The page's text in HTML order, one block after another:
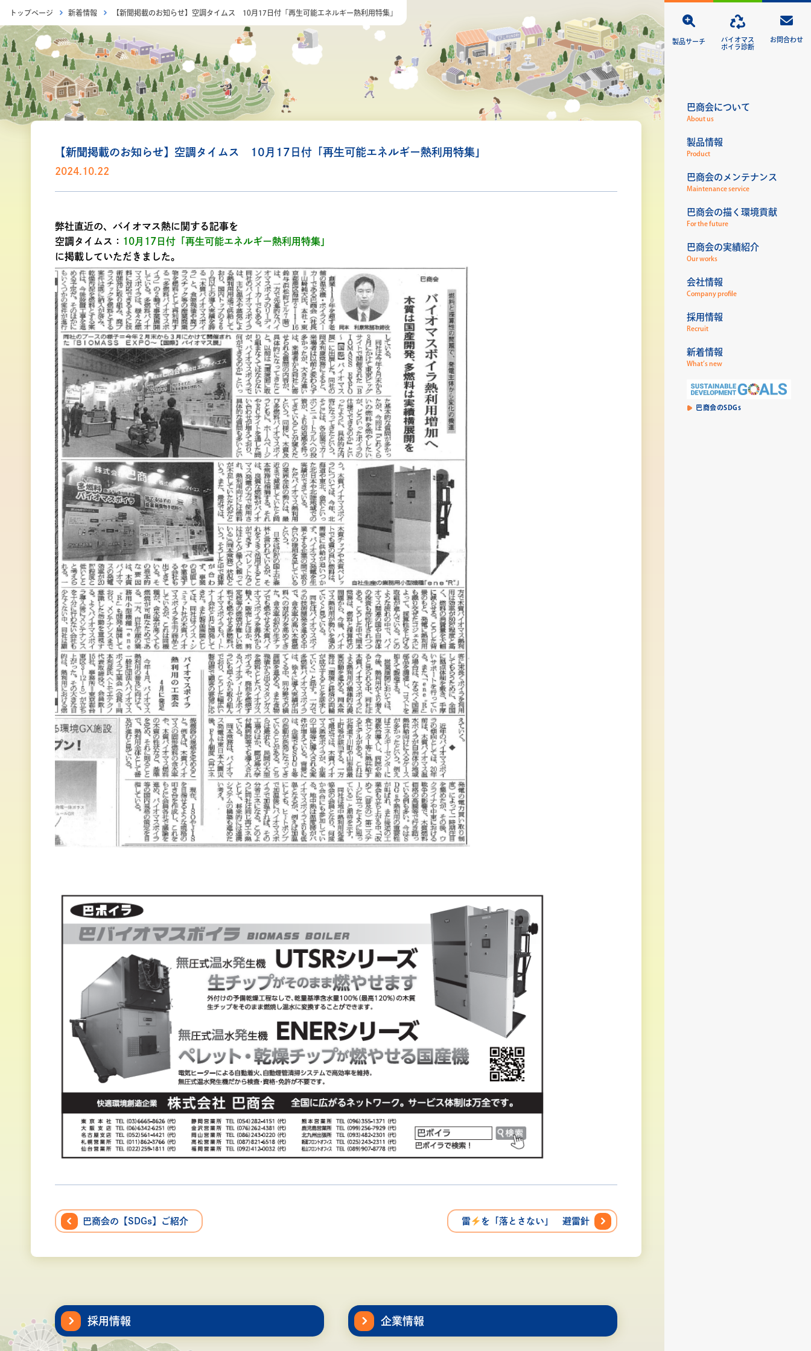
製品サーチ
バイオマス
ボイラ診断
お問合わせ
巴商会について
About us
製品情報
Product
巴商会のメンテナンス
Maintenance service
巴商会の描く環境貢献
For the future
巴商会の実績紹介
Our works
会社情報
Company profile
採用情報
Recruit
新着情報
What’s new
巴商会のSDGs
トップページ 新着情報 【新聞掲載のお知らせ】空調タイムス 10月17日付「再生可能エネルギー熱利用特集」
【新聞掲載のお知らせ】空調タイムス 10月17日付「再生可能エネルギー熱利用特集」
2024.10.22
弊社直近の、バイオマス熱に関する記事を
空調タイムス： 10月17日付「再生可能エネルギー熱利用特集」
に掲載していただきました。
巴商会の【SDGs】ご紹介 雷 を「落とさない」 避雷針
採用情報 企業情報